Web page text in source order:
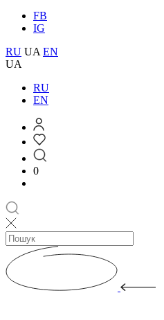
FB
IG
RU UA EN
UA
RU
EN
0